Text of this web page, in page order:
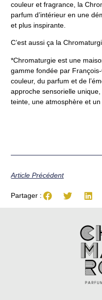
couleur et fragrance, la
parfum d’intérieur en une
et plus inspirante.
C’est aussi ça la
*Chromaturgie est une
gamme fondée par
couleur, du parfum et de
approche sensorielle
teinte, une atmosphère et un
Article Précédent
Partager :